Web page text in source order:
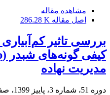
مشاهده مقاله
اصل مقاله 286.28 K
بررسی تاثیر
مدیریت نهاده
دوره 51، شماره 3، پاییز 1399، صفحه